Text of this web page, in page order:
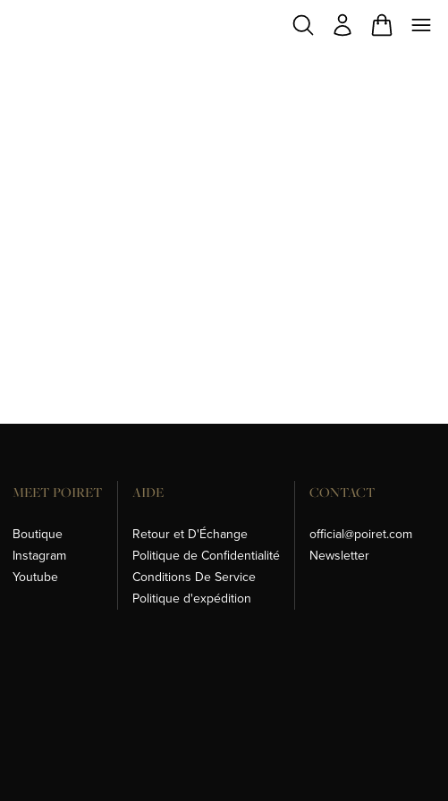
MEET POIRET
Boutique
Instagram
Youtube
AIDE
Retour et D'Échange
Politique de Confidentialité
Conditions De Service
Politique d'expédition
CONTACT
official@poiret.com
Newsletter